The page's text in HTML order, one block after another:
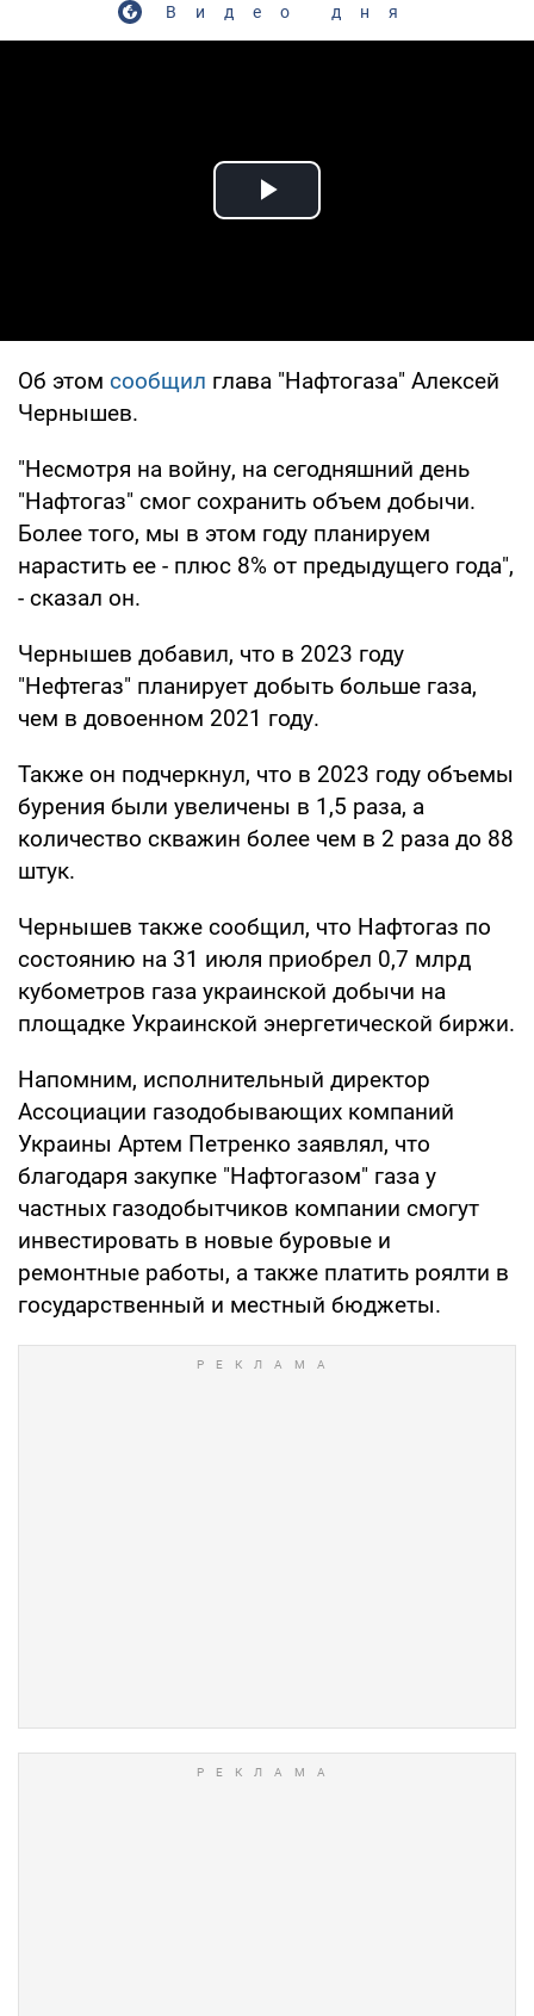
Видео дня
Play Video
Об этом сообщил глава "Нафтогаза" Алексей
Чернышев.
"Несмотря на войну, на сегодняшний день
"Нафтогаз" смог сохранить объем добычи.
Более того, мы в этом году планируем
нарастить ее - плюс 8% от предыдущего года",
- сказал он.
Чернышев добавил, что в 2023 году
"Нефтегаз" планирует добыть больше газа,
чем в довоенном 2021 году.
Также он подчеркнул, что в 2023 году объемы
бурения были увеличены в 1,5 раза, а
количество скважин более чем в 2 раза до 88
штук.
Чернышев также сообщил, что Нафтогаз по
состоянию на 31 июля приобрел 0,7 млрд
кубометров газа украинской добычи на
площадке Украинской энергетической биржи.
Напомним, исполнительный директор
Ассоциации газодобывающих компаний
Украины Артем Петренко заявлял, что
благодаря закупке "Нафтогазом" газа у
частных газодобытчиков компании смогут
инвестировать в новые буровые и
ремонтные работы, а также платить роялти в
государственный и местный бюджеты.